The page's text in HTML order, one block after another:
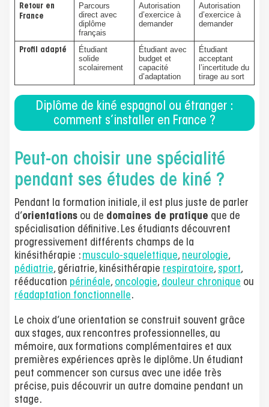
Retour en
France
Parcours
direct avec
diplôme
français
Autorisation
d’exercice à
demander
Autorisation
d’exercice à
demander
Profil adapté
Étudiant
solide
scolairement
Étudiant avec
budget et
capacité
d’adaptation
Étudiant
acceptant
l’incertitude du
tirage au sort
Diplôme de kiné espagnol ou étranger :
comment s’installer en France ?
Peut-on choisir une spécialité
pendant ses études de kiné ?
Pendant la formation initiale, il est plus juste de parler
d’orientations ou de domaines de pratique que de
spécialisation définitive. Les étudiants découvrent
progressivement différents champs de la
kinésithérapie : musculo-squelettique, neurologie,
pédiatrie, gériatrie, kinésithérapie respiratoire, sport,
rééducation périnéale, oncologie, douleur chronique ou
réadaptation fonctionnelle.
Le choix d’une orientation se construit souvent grâce
aux stages, aux rencontres professionnelles, au
mémoire, aux formations complémentaires et aux
premières expériences après le diplôme. Un étudiant
peut commencer son cursus avec une idée très
précise, puis découvrir un autre domaine pendant un
stage.